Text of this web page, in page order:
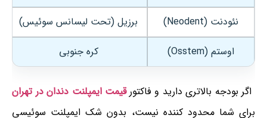
نئودنت (Neodent)
برزیل (تحت لیسانس سوئیس)
اوستم (Osstem)
کره جنوبی
اگر بودجه‌ بالاتری دارید و فاکتورقیمت ایمپلنت دندان در تهران
برای شما محدود کننده نیست، بدون شک ایمپلنت سوئیسی